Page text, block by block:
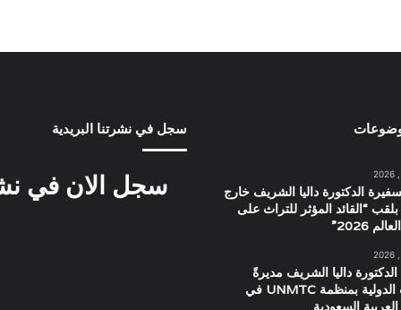
الدكتورة داليا الشريف خارج
“القائد المؤثر للتراث على
2026”
داليا الشريف مديرةً
للعلاقات الدولية بمنظمة UNMTC في
السعودية
سجل في نشرتنا البريدية
سجل الان في